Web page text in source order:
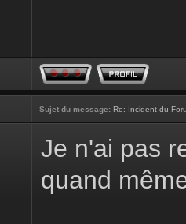
Sujet du message: Re: Incident du
Je n'ai pas
quand